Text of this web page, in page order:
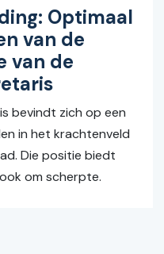
Optimaal
van de
van de
bevindt zich op een
in het krachtenveld
Die positie biedt
om scherpte.